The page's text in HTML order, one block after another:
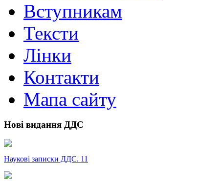
Вступникам
Тексти
Лінки
Контакти
Мапа сайту
Нові видання ДДС
Наукові записки ДДС. 11